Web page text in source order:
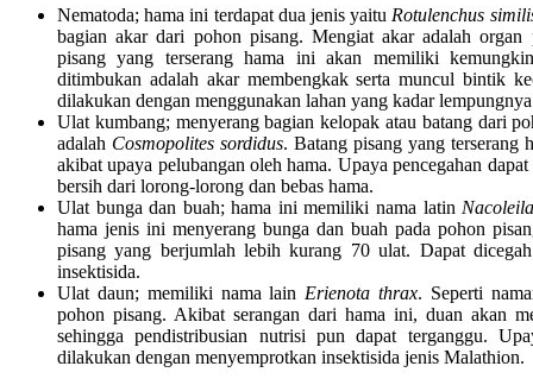
Nematoda; hama ini terdapat dua jenis yaitu Rotulenchus
bagian akar dari pohon pisang. Mengiat akar adalah organ
pisang yang terserang hama ini akan memiliki
ditimbukan adalah akar membengkak serta muncul bintik
dilakukan dengan menggunakan lahan yang kadar
Ulat kumbang; menyerang bagian kelopak atau batang dari
adalah Cosmopolites sordidus. Batang pisang yang
akibat upaya pelubangan oleh hama. Upaya pencegahan
bersih dari lorong-lorong dan bebas hama.
Ulat bunga dan buah; hama ini memiliki nama latin
hama jenis ini menyerang bunga dan buah pada pohon
pisang yang berjumlah lebih kurang 70 ulat. Dapat
insektisida.
Ulat daun; memiliki nama lain Erienota thrax. Seperti
pohon pisang. Akibat serangan dari hama ini, duan akan
sehingga pendistribusian nutrisi pun dapat terganggu.
dilakukan dengan menyemprotkan insektisida jenis Malathion.